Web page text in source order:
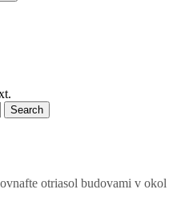
budovami v okolí. Nad